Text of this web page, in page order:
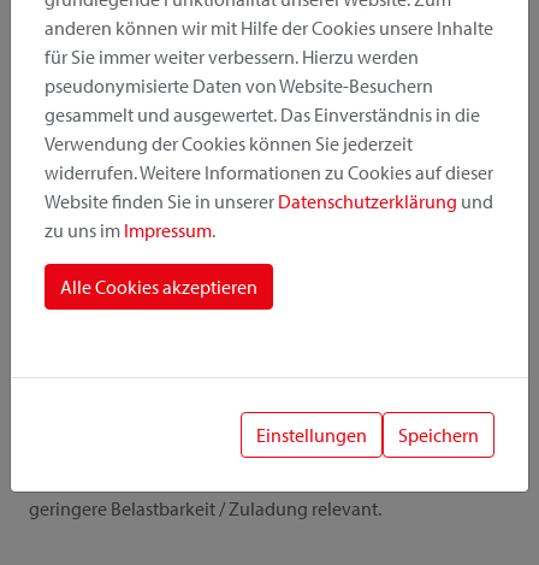
Downloads
Anleitung
geringere Belastbarkeit / Zuladung relevant.
Alle Details
anderen können wir mit Hilfe der Cookies unsere Inhalte
für Sie immer weiter verbessern. Hierzu werden
pseudonymisierte Daten von Website-Besuchern
gesammelt und ausgewertet. Das Einverständnis in die
Verwendung der Cookies können Sie jederzeit
widerrufen. Weitere Informationen zu Cookies auf dieser
Website finden Sie in unserer Datenschutzerklärung und
zu uns im Impressum.
Alle Cookies akzeptieren
Einstellungen Speichern